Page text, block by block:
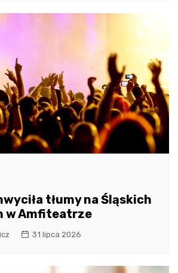
tłumy na Śląskich
w Amfiteatrze
31 lipca 2026